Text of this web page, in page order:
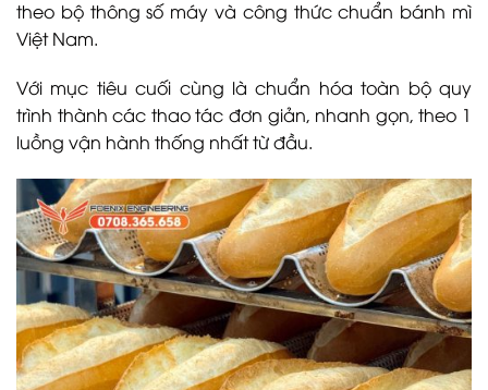
theo bộ thông số máy và công thức chuẩn bánh mì
Việt Nam.
Với mục tiêu cuối cùng là chuẩn hóa toàn bộ quy
trình thành các thao tác đơn giản, nhanh gọn, theo 1
luồng vận hành thống nhất từ đầu.